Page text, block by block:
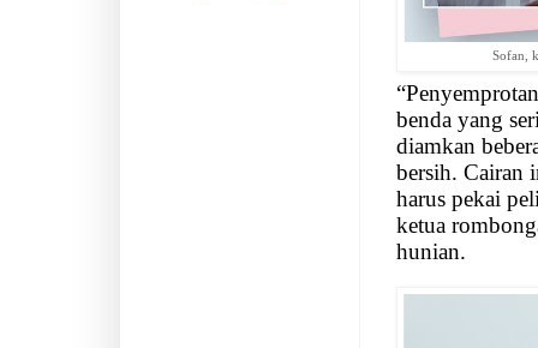
Sofan,
benda yang
diamkan
bersih. Cairan
harus pekai
ketua
hunian.